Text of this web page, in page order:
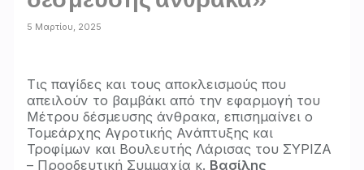
5 Μαρτίου, 2025
Τις παγίδες και τους αποκλεισμούς που
απειλούν το βαμβάκι από την εφαρμογή του
Μέτρου δέσμευσης άνθρακα, επισημαίνει ο
Τομεάρχης Αγροτικής Ανάπτυξης και
Τροφίμων και Βουλευτής Λάρισας του ΣΥΡΙΖΑ
– Προοδευτική Συμμαχία κ. Βασίλης